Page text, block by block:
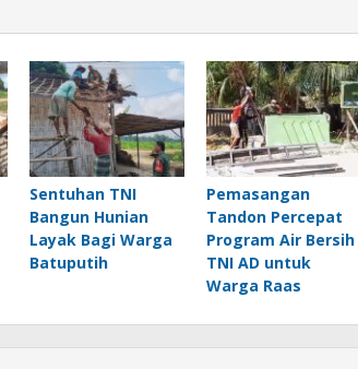
Sentuhan TNI
Bangun Hunian
Layak Bagi Warga
Batuputih
Pemasangan
Tandon Percepat
Program Air Bersih
TNI AD untuk
Warga Raas